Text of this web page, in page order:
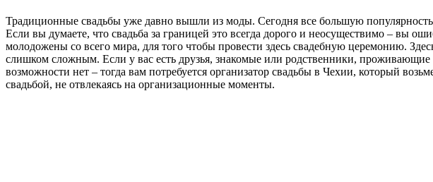
Традиционные свадьбы уже давно вышли из моды. Сегодня все большую
Если вы думаете, что свадьба за границей это всегда дорого и неосуществимо – вы
молодожены со всего мира, для того чтобы провести здесь свадебную церемонию.
слишком сложным. Если у вас есть друзья, знакомые или родственники,
возможности нет – тогда вам потребуется организатор свадьбы в Чехии, который
свадьбой, не отвлекаясь на организационные моменты.